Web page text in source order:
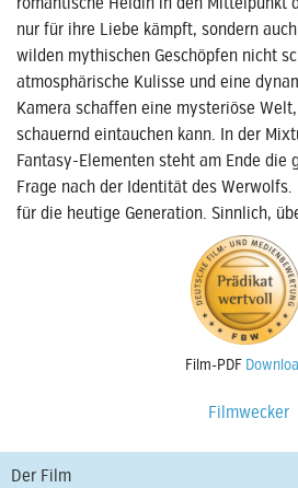
nur für ihre Liebe kämpft, sondern
wilden mythischen Geschöpfen nicht
atmosphärische Kulisse und eine
Kamera schaffen eine mysteriöse
schauernd eintauchen kann. In der
Fantasy-Elementen steht am Ende die
Frage nach der Identität des Werwolfs.
für die heutige Generation. Sinnlich,
Film-PDF
Filmwecker
Der Film